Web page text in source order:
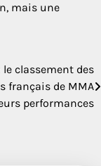
mais une
le classement des
français de MMA
performances